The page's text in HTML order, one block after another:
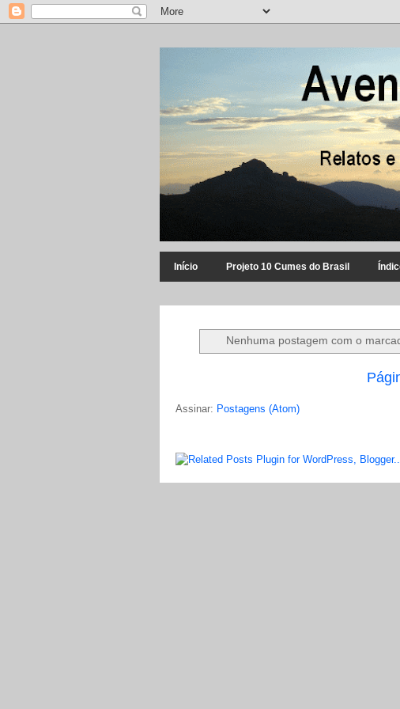
Início Projeto 10 Cumes do Brasil
Nenhuma postagem com o
Assinar: Postagens (Atom)